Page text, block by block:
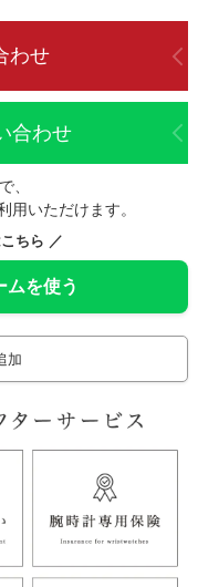
わせ
合わせ
、
用いただけます。
ちら ／
ムを使う
加